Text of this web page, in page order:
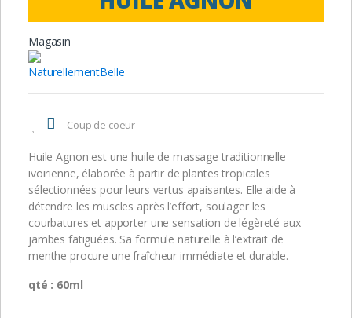
Magasin
NaturellementBelle
Coup de coeur
Huile Agnon est une huile de massage traditionnelle
ivoirienne, élaborée à partir de plantes tropicales
sélectionnées pour leurs vertus apaisantes. Elle aide à
détendre les muscles après l’effort, soulager les
courbatures et apporter une sensation de légèreté aux
jambes fatiguées. Sa formule naturelle à l’extrait de
menthe procure une fraîcheur immédiate et durable.
qté : 60ml